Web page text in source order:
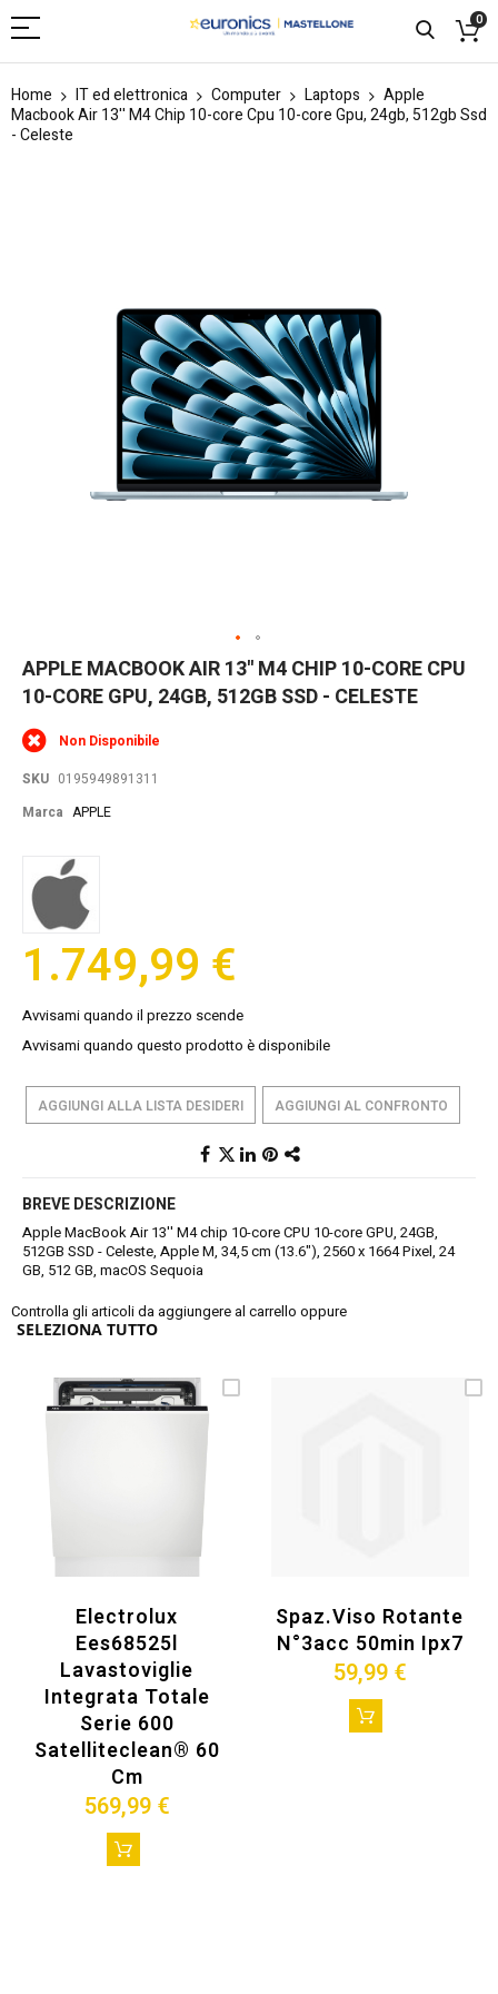
0
Home IT ed elettronica Computer Laptops
Apple
Macbook Air 13'' M4 Chip 10-core Cpu 10-core Gpu, 24gb, 512gb Ssd
- Celeste
Skip
the
of
the
images
APPLE MACBOOK AIR 13'' M4 CHIP 10-CORE CPU
10-CORE GPU, 24GB, 512GB SSD - CELESTE
Non Disponibile
SKU 0195949891311
Marca APPLE
1.749,99 €
Avvisami quando il prezzo scende
Avvisami quando questo prodotto è disponibile
AGGIUNGI ALLA LISTA DESIDERI AGGIUNGI AL CONFRONTO
BREVE DESCRIZIONE
Apple MacBook Air 13'' M4 chip 10-core CPU 10-core GPU, 24GB,
512GB SSD - Celeste, Apple M, 34,5 cm (13.6"), 2560 x 1664 Pixel, 24
GB, 512 GB, macOS Sequoia
Controlla gli articoli da aggiungere al carrello oppure
SELEZIONA TUTTO
Electrolux
Ees68525l
Lavastoviglie
Integrata Totale
Serie 600
Satelliteclean® 60
Cm
569,99 €
Spaz.viso Rotante
N°3acc 50min Ipx7
59,99 €